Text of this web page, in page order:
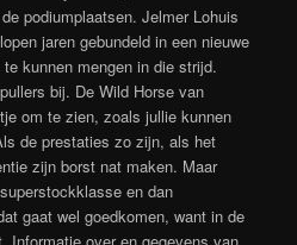
podiumplaatsen. Jelmer Lohuis
jaren gebundeld in een nieuwe
kunnen mengen in die strijd.
bij. De Wild Horse van
om te zien, zoals jullie kunnen
de prestaties zo zijn, als het
zijn borst nat maken. Maar
en dan
gaat wel goedkomen, want in de